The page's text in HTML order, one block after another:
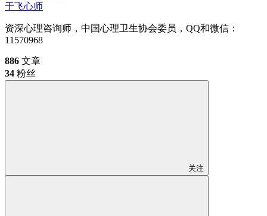
于飞心师
资深心理咨询师，中国心理卫生协会委员，QQ和微信：
11570968
886 文章
34 粉丝
关注